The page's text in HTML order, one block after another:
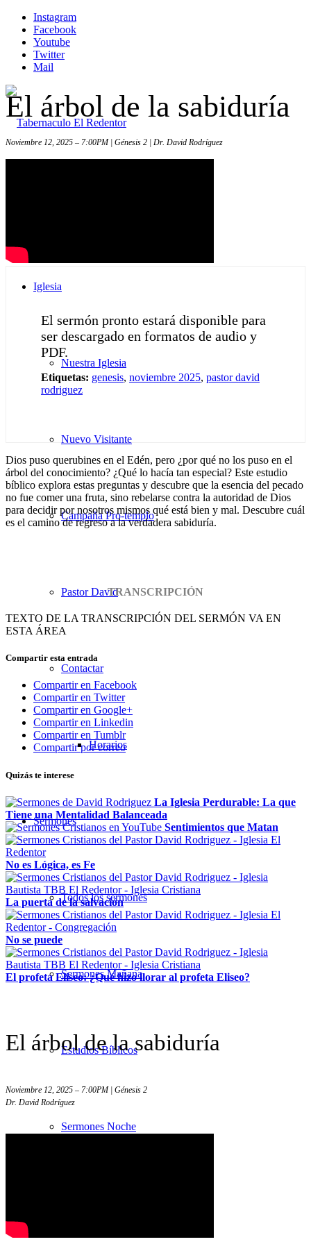
Instagram
Facebook
Youtube
Twitter
Mail
Iglesia
Nuestra Iglesia
Nuevo Visitante
Campaña Pro-templo
Pastor David
Contactar
Horarios
Sermones
Todos los sermones
Sermones Mañana
Estudios Bíblicos
Sermones Noche
El árbol de la sabiduría
Noviembre 12, 2025 – 7:00PM | Génesis 2 | Dr. David Rodríguez
El sermón pronto estará disponible para
ser descargado en formatos de audio y
PDF.
Etiquetas: genesis, noviembre 2025, pastor david
rodriguez
Dios puso querubines en el Edén, pero ¿por qué no los puso en el
árbol del conocimiento? ¿Qué lo hacía tan especial? Este estudio
bíblico explora estas preguntas y descubre que la esencia del pecado
no fue comer una fruta, sino rebelarse contra la autoridad de Dios
para decidir por nosotros mismos qué está bien y mal. Descubre cuál
es el camino de regreso a la verdadera sabiduría.
TRANSCRIPCIÓN
TEXTO DE LA TRANSCRIPCIÓN DEL SERMÓN VA EN
ESTA ÁREA
Compartir esta entrada
Compartir en Facebook
Compartir en Twitter
Compartir en Google+
Compartir en Linkedin
Compartir en Tumblr
Compartir por correo
Quizás te interese
La Iglesia Perdurable: La que
Tiene una Mentalidad Balanceada
Sentimientos que Matan
No es Lógica, es Fe
La puerta de la salvación
No se puede
El profeta Eliseo: ¿Qué hizo llorar al profeta Eliseo?
El árbol de la sabiduría
Noviembre 12, 2025 – 7:00PM | Génesis 2
Dr. David Rodríguez